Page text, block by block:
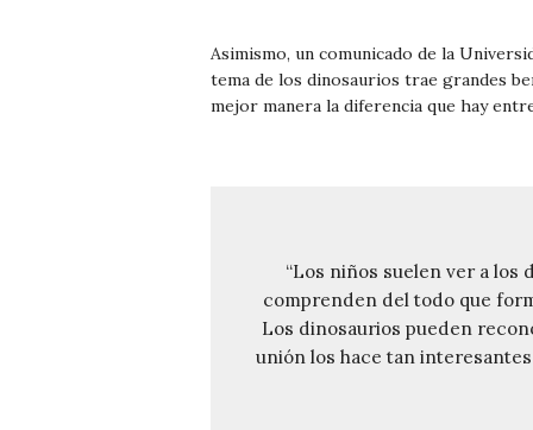
Asimismo, un comunicado de la
tema de los dinosaurios trae grandes
mejor manera la diferencia que hay
“Los niños suelen ver a los
comprenden del todo que
Los dinosaurios pueden
unión los hace tan